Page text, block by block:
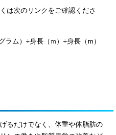
は次のリンクをご確認くださ
ラム）÷身長（m）÷身長（m）
るだけでなく、体重や体脂肪の